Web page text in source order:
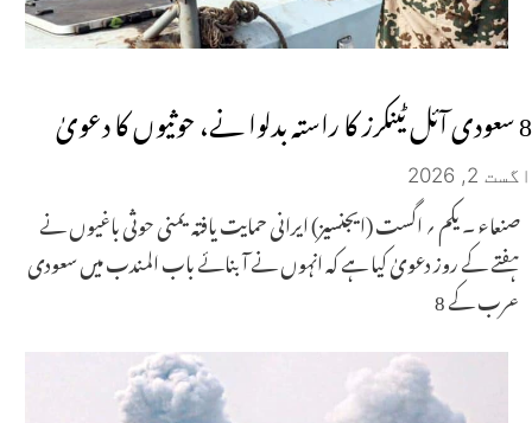
8 سعودی آئل ٹینکرز کا راستہ بدلوا نے، حوثیوں کا دعویٰ
اگست 2, 2026
صنعاء ۔ یکم ؍ اگست (ایجنسیز) ایرانی حمایت یافتہ یمنی حوثی باغیوں نے
ہفتے کے روز دعویٰ کیا ہے کہ انہوں نے آبنائے باب المندب میں سعودی
عرب کے 8